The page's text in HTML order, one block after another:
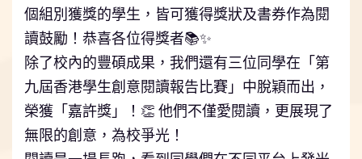
個組別獲獎的學生，皆可獲得獎狀及書券作為閱
讀鼓勵！恭喜各位得獎者📚✨
除了校內的豐碩成果，我們還有三位同學在「第
九屆香港學生創意閱讀報告比賽」中脫穎而出，
榮獲「嘉許獎」！👏 他們不僅愛閱讀，更展現了
無限的創意，為校爭光！